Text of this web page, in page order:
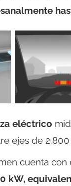
eléctrico
ejes de
cuenta
kW,